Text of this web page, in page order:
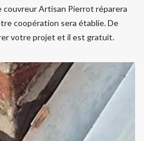
Artisan Pierrot réparera
coopération sera établie. De
votre projet et il est gratuit.